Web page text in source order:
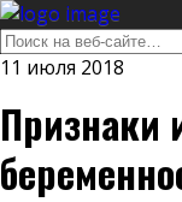
11 июля 2018
Признаки